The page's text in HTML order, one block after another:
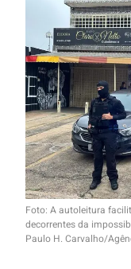
Foto: A autoleitura
decorrentes da
Paulo H. Carvalho/